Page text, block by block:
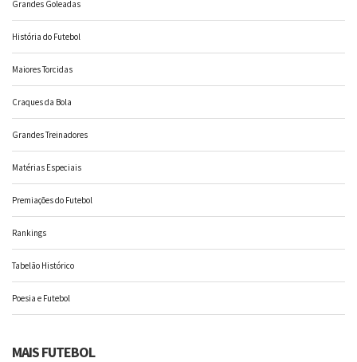
Grandes Goleadas
História do Futebol
Maiores Torcidas
Craques da Bola
Grandes Treinadores
Matérias Especiais
Premiações do Futebol
Rankings
Tabelão Histórico
Poesia e Futebol
MAIS FUTEBOL